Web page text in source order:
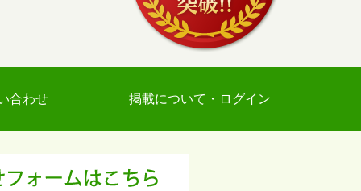
合わせ 掲載について・ログイン